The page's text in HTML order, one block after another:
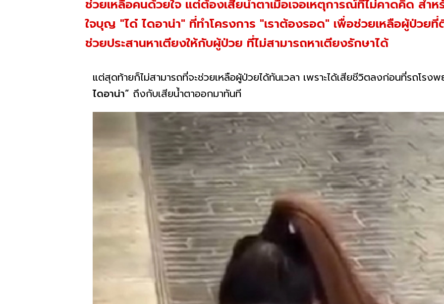
ช่วยเหลือคนด้วยใจ แต่ต้องเสียน้ำตาเมื่อเจอเหตุการณ์ที่ไม่คาดคิด สำ
ใจบุญ "ได๋ ไดอาน่า" ที่ทำโครงการ "เราต้องรอด" เพื่อช่วยเหลือผู้ป่วย
ช่วยประสานหาเตียงให้กับผู้ป่วย ที่ไม่สามารถหาเตียงรักษาได้
แต่สุดท้ายก็ไม่สามารถที่จะช่วยเหลือผู้ป่วยได้ทันเวลา เพราะได้เสียชีวิตลงก่อนที่รถโรง
ไดอาน่า” ถึงกับเสียน้ำตาออกมาทันที